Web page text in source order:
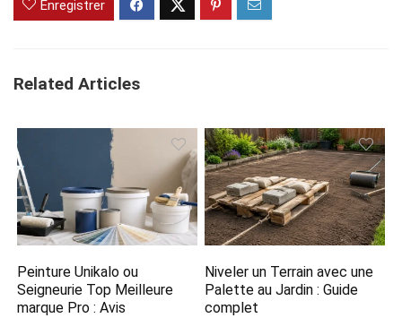
Enregistrer
Related Articles
Peinture Unikalo ou
Seigneurie Top Meilleure
marque Pro : Avis
Niveler un Terrain avec une
Palette au Jardin : Guide
complet